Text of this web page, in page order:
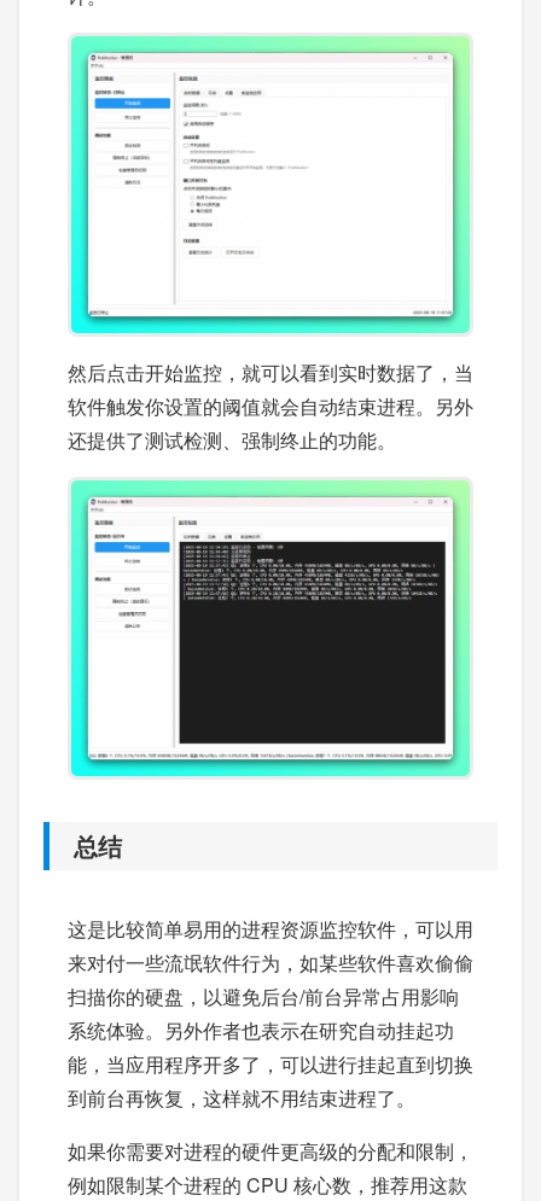
然后点击开始监控，就可以看到实时数据了，当
软件触发你设置的阈值就会自动结束进程。另外
还提供了测试检测、强制终止的功能。
总结
这是比较简单易用的进程资源监控软件，可以用
来对付一些流氓软件行为，如某些软件喜欢偷偷
扫描你的硬盘，以避免后台/前台异常占用影响
系统体验。另外作者也表示在研究自动挂起功
能，当应用程序开多了，可以进行挂起直到切换
到前台再恢复，这样就不用结束进程了。
如果你需要对进程的硬件更高级的分配和限制，
例如限制某个进程的 CPU 核心数，推荐用这款